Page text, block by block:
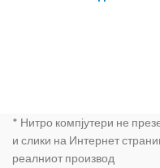
* Нитро компјутери не
и слики на Интернет
реалниот производ